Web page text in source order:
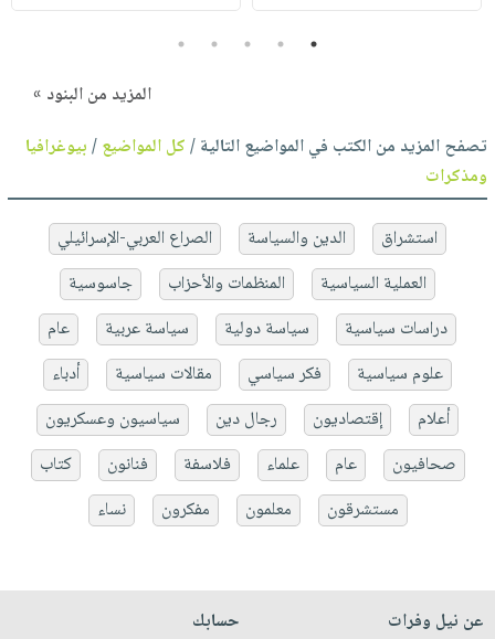
1
2
3
4
5
المزيد من البنود »
تصفح المزيد من الكتب في المواضيع التالية /كل المواضيع/بيوغرافيا
ومذكرات
استشراق الدين والسياسة
الصراع العربي-الإسرائيلي
العملية السياسية
المنظمات والأحزاب
جاسوسية
دراسات سياسية
سياسة دولية سياسة عربية
عام
علوم سياسية
فكر سياسي مقالات سياسية
أدباء
أعلام
إقتصاديون رجال دين
سياسيون وعسكريون
صحافيون
عام علماء فلاسفة فنانون
كتاب
مستشرقون
معلمون مفكرون نساء
عن نيل وفرات
حسابك